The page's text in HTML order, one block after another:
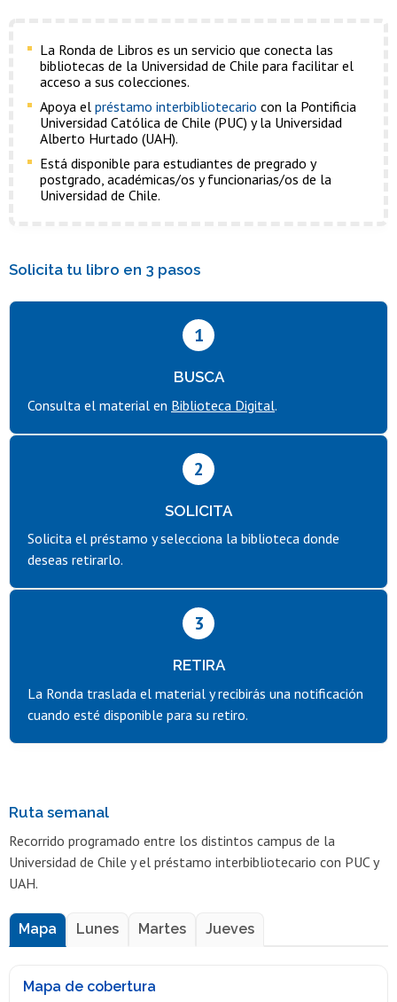
La Ronda de Libros es un servicio que conecta las
bibliotecas de la Universidad de Chile para facilitar el
acceso a sus colecciones.
Apoya el préstamo interbibliotecario con la Pontificia
Universidad Católica de Chile (PUC) y la Universidad
Alberto Hurtado (UAH).
Está disponible para estudiantes de pregrado y
postgrado, académicas/os y funcionarias/os de la
Universidad de Chile.
Solicita tu libro en 3 pasos
1
BUSCA
Consulta el material en Biblioteca Digital.
2
SOLICITA
Solicita el préstamo y selecciona la biblioteca donde
deseas retirarlo.
3
RETIRA
La Ronda traslada el material y recibirás una notificación
cuando esté disponible para su retiro.
Ruta semanal
Recorrido programado entre los distintos campus de la
Universidad de Chile y el préstamo interbibliotecario con PUC y
UAH.
Mapa Lunes Martes Jueves
Mapa de cobertura